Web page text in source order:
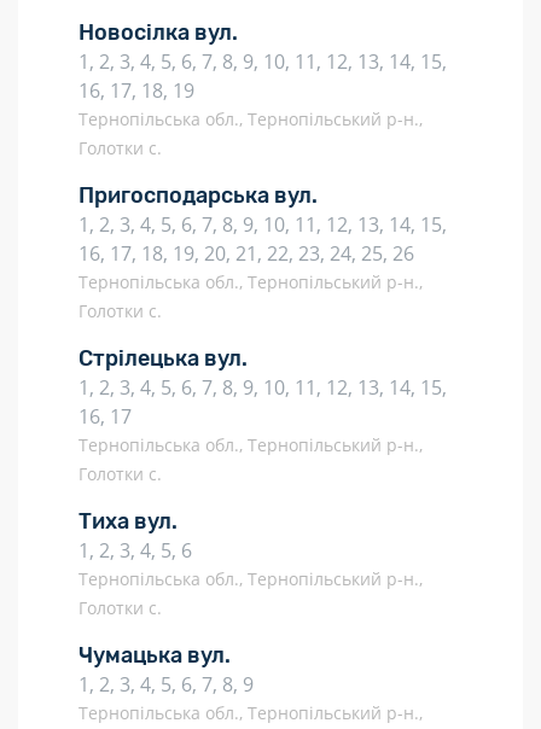
Новосілка вул.
1, 2, 3, 4, 5, 6, 7, 8, 9, 10, 11, 12, 13, 14, 15,
16, 17, 18, 19
Тернопільська обл., Тернопільський р-н.,
Голотки с.
Пригосподарська вул.
1, 2, 3, 4, 5, 6, 7, 8, 9, 10, 11, 12, 13, 14, 15,
16, 17, 18, 19, 20, 21, 22, 23, 24, 25, 26
Тернопільська обл., Тернопільський р-н.,
Голотки с.
Стрілецька вул.
1, 2, 3, 4, 5, 6, 7, 8, 9, 10, 11, 12, 13, 14, 15,
16, 17
Тернопільська обл., Тернопільський р-н.,
Голотки с.
Тиха вул.
1, 2, 3, 4, 5, 6
Тернопільська обл., Тернопільський р-н.,
Голотки с.
Чумацька вул.
1, 2, 3, 4, 5, 6, 7, 8, 9
Тернопільська обл., Тернопільський р-н.,